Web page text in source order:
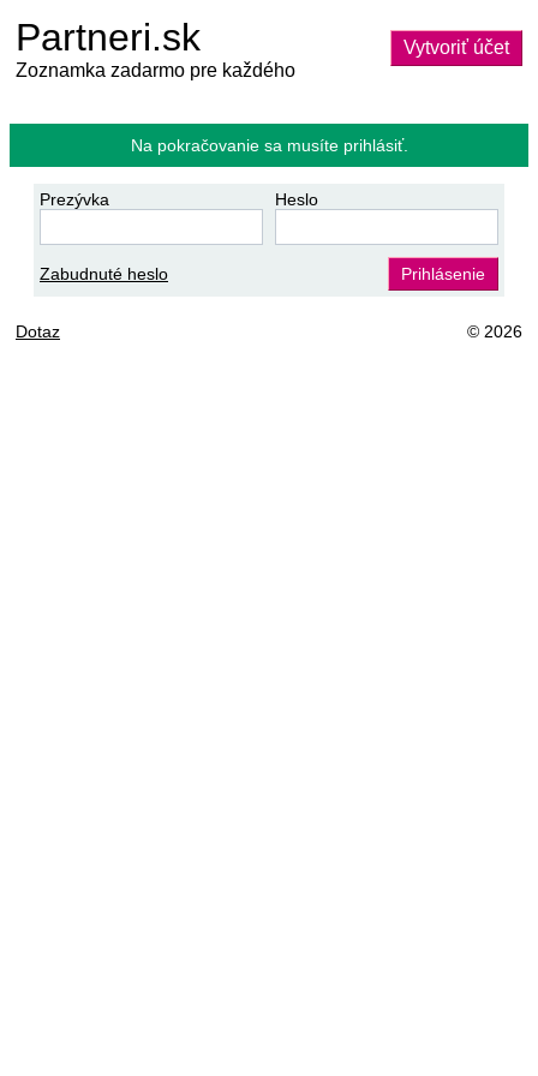
Partneri.sk
Zoznamka zadarmo pre každého
Vytvoriť účet
Na pokračovanie sa musíte prihlásiť.
Prezývka Heslo
Zabudnuté heslo Prihlásenie
Dotaz © 2026